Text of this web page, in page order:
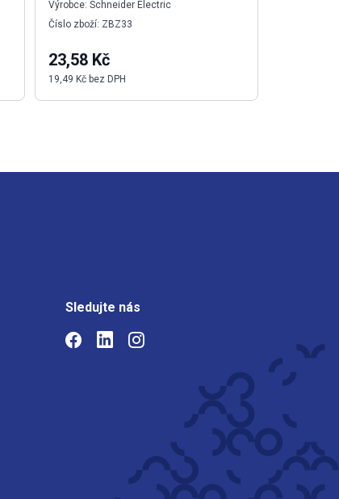
Výrobce: Schneider Electric
Číslo zboží: ZBZ33
23,58 Kč
19,49 Kč bez DPH
Sledujte nás